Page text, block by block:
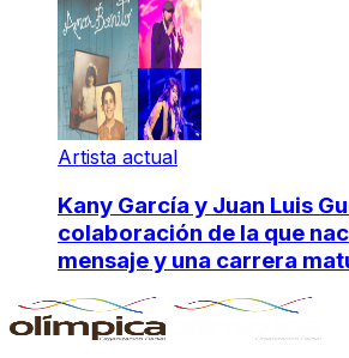
Artista actual
Kany García y Juan Luis
colaboración de la que
mensaje y una carrera